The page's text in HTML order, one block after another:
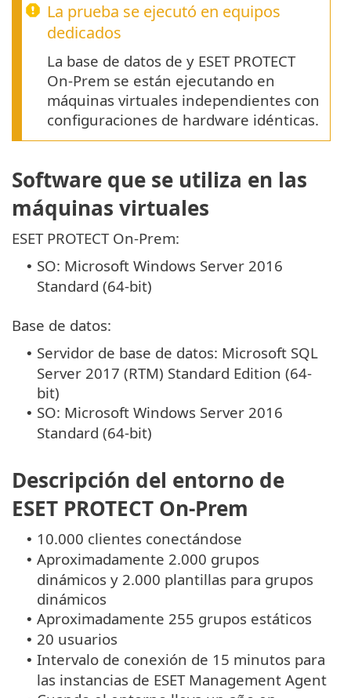
La prueba se ejecutó en equipos
dedicados
La base de datos de y ESET PROTECT
On-Prem se están ejecutando en
máquinas virtuales independientes con
configuraciones de hardware idénticas.
Software que se utiliza en las
máquinas virtuales
ESET PROTECT On-Prem:
• SO: Microsoft Windows Server 2016
Standard (64-bit)
Base de datos:
• Servidor de base de datos: Microsoft SQL
Server 2017 (RTM) Standard Edition (64-
bit)
• SO: Microsoft Windows Server 2016
Standard (64-bit)
Descripción del entorno de
ESET PROTECT On-Prem
• 10.000 clientes conectándose
• Aproximadamente 2.000 grupos
dinámicos y 2.000 plantillas para grupos
dinámicos
• Aproximadamente 255 grupos estáticos
• 20 usuarios
• Intervalo de conexión de 15 minutos para
las instancias de ESET Management Agent